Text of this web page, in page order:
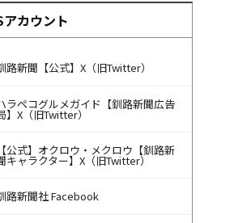
アカウント
路新聞【公式】X（旧Twitter）
ラペコグルメガイド【釧路新聞広告
】X（旧Twitter）
【公式】オクロウ・メクロウ【釧路新
キャラクター】X（旧Twitter）
路新聞社 Facebook